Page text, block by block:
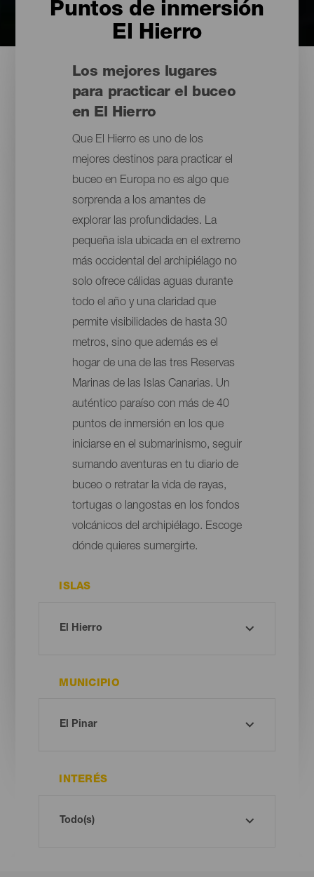
Puntos de inmersión
El Hierro
Los mejores lugares
para practicar el buceo
en El Hierro
Que El Hierro es uno de los
mejores destinos para practicar el
buceo en Europa no es algo que
sorprenda a los amantes de
explorar las profundidades. La
pequeña isla ubicada en el extremo
más occidental del archipiélago no
solo ofrece cálidas aguas durante
todo el año y una claridad que
permite visibilidades de hasta 30
metros, sino que además es el
hogar de una de las tres Reservas
Marinas de las Islas Canarias. Un
auténtico paraíso con más de 40
puntos de inmersión en los que
iniciarse en el submarinismo, seguir
sumando aventuras en tu diario de
buceo o retratar la vida de rayas,
tortugas o langostas en los fondos
volcánicos del archipiélago. Escoge
dónde quieres sumergirte.
ISLAS
MUNICIPIO
INTERÉS